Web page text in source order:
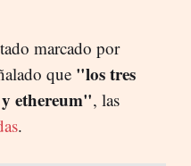
marcado por
que "los tres
ethereum", las
.